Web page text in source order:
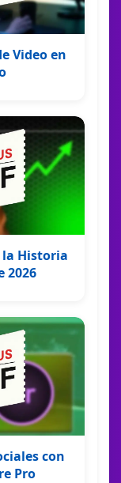
Video en
Historia
2026
con
Pro